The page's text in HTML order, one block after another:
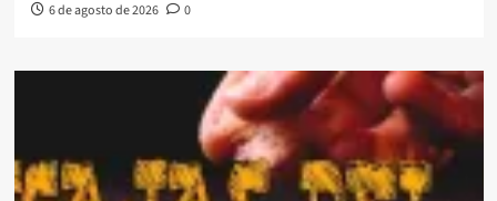
6 de agosto de 2026 0